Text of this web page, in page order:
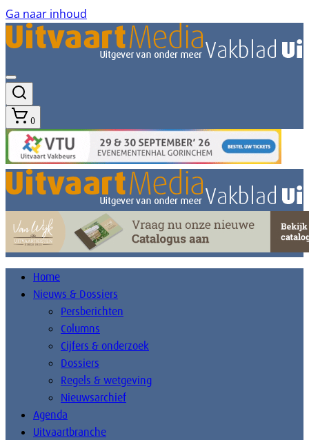
Ga naar inhoud
0
Home
Nieuws & Dossiers
Persberichten
Columns
Cijfers & onderzoek
Dossiers
Regels & wetgeving
Nieuwsarchief
Agenda
Uitvaartbranche